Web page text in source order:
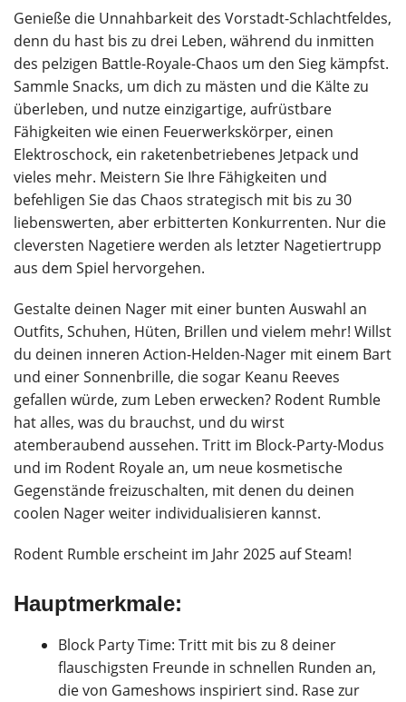
Genieße die Unnahbarkeit des Vorstadt-Schlachtfeldes,
denn du hast bis zu drei Leben, während du inmitten
des pelzigen Battle-Royale-Chaos um den Sieg kämpfst.
Sammle Snacks, um dich zu mästen und die Kälte zu
überleben, und nutze einzigartige, aufrüstbare
Fähigkeiten wie einen Feuerwerkskörper, einen
Elektroschock, ein raketenbetriebenes Jetpack und
vieles mehr. Meistern Sie Ihre Fähigkeiten und
befehligen Sie das Chaos strategisch mit bis zu 30
liebenswerten, aber erbitterten Konkurrenten. Nur die
cleversten Nagetiere werden als letzter Nagetiertrupp
aus dem Spiel hervorgehen.
Gestalte deinen Nager mit einer bunten Auswahl an
Outfits, Schuhen, Hüten, Brillen und vielem mehr! Willst
du deinen inneren Action-Helden-Nager mit einem Bart
und einer Sonnenbrille, die sogar Keanu Reeves
gefallen würde, zum Leben erwecken? Rodent Rumble
hat alles, was du brauchst, und du wirst
atemberaubend aussehen. Tritt im Block-Party-Modus
und im Rodent Royale an, um neue kosmetische
Gegenstände freizuschalten, mit denen du deinen
coolen Nager weiter individualisieren kannst.
Rodent Rumble erscheint im Jahr 2025 auf Steam!
Hauptmerkmale:
Block Party Time: Tritt mit bis zu 8 deiner
flauschigsten Freunde in schnellen Runden an,
die von Gameshows inspiriert sind. Rase zur